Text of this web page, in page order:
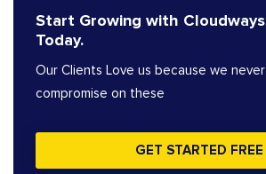
Start Growing with Cloudways
Today.
Our Clients Love us because we never
compromise on these
GET STARTED FREE